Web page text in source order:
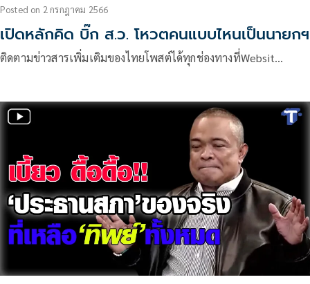
Posted on 2 กรกฎาคม 2566
เปิดหลักคิด บิ๊ก ส.ว. โหวตคนแบบไหนเป็นนายกฯ
ติดตามข่าวสารเพิ่มเติมของไทยโพสต์ได้ทุกช่องทางที่Websit…